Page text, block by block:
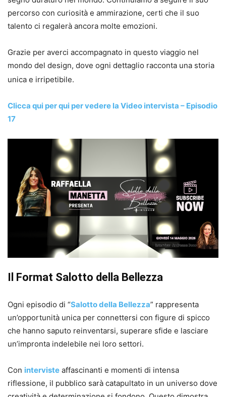
percorso con curiosità e ammirazione, certi che il suo
talento ci regalerà ancora molte emozioni.
Grazie per averci accompagnato in questo viaggio nel
mondo del design, dove ogni dettaglio racconta una storia
unica e irripetibile.
Clicca qui per qui per vedere la Video intervista – Episodio
17
Il Format Salotto della Bellezza
Ogni episodio di “Salotto della Bellezza” rappresenta
un’opportunità unica per connettersi con figure di spicco
che hanno saputo reinventarsi, superare sfide e lasciare
un’impronta indelebile nei loro settori.
Con interviste affascinanti e momenti di intensa
riflessione, il pubblico sarà catapultato in un universo dove